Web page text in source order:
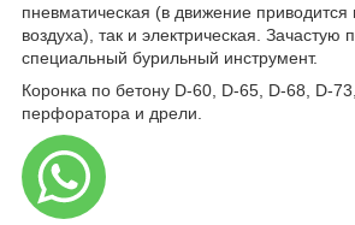
пневматическая (в движение приводится
воздуха), так и электрическая. Зачастую
специальный бурильный инструмент.
Коронка по бетону D-60, D-65, D-68, D-
перфоратора и дрели.